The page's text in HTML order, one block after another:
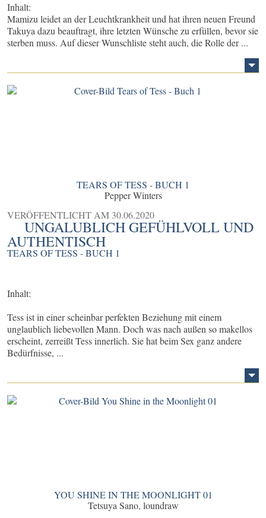
Inhalt:
Mamizu leidet an der Leuchtkrankheit und hat ihren neuen Freund
Takuya dazu beauftragt, ihre letzten Wünsche zu erfüllen, bevor sie
sterben muss. Auf dieser Wunschliste steht auch, die Rolle der ...
TEARS OF TESS - BUCH 1
Pepper Winters
VERÖFFENTLICHT AM 30.06.2020
UNGALUBLICH GEFÜHLVOLL UND
AUTHENTISCH
TEARS OF TESS - BUCH 1
Inhalt:
Tess ist in einer scheinbar perfekten Beziehung mit einem
unglaublich liebevollen Mann. Doch was nach außen so makellos
erscheint, zerreißt Tess innerlich. Sie hat beim Sex ganz andere
Bedürfnisse, ...
YOU SHINE IN THE MOONLIGHT 01
Tetsuya Sano, loundraw